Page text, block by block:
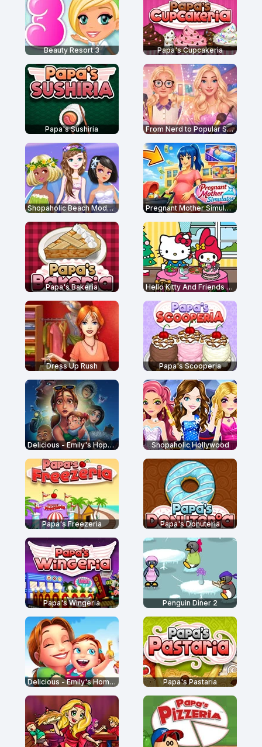
Beauty Resort 3 Papa's Cupcakeria
Papa's Sushiria From Nerd to Popular School
Shopaholic Beach Models Pregnant Mother Simulator
Papa's Bakeria Hello Kitty And Friends Restaurant
Dress Up Rush Papa's Scooperia
Delicious - Emily's Hopes and Fears Shopaholic Hollywood
Papa's Freezeria Papa's Donuteria
Papa's Wingeria Penguin Diner 2
Delicious - Emily's Home Sweet Home Papa's Pastaria